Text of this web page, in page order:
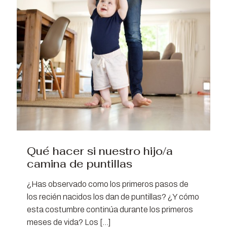
Qué hacer si nuestro hijo/a
camina de puntillas
¿Has observado como los primeros pasos de
los recién nacidos los dan de puntillas? ¿Y cómo
esta costumbre continúa durante los primeros
meses de vida? Los […]